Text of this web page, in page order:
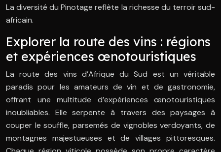
La diversité du Pinotage reflète la richesse du terroir sud-
africain.
Explorer la route des vins : régions
et expériences œnotouristiques
La route des vins d’Afrique du Sud est un véritable
paradis pour les amateurs de vin et de gastronomie,
offrant une multitude d’expériences œnotouristiques
inoubliables. Elle serpente à travers des paysages à
couper le souffle, parsemés de vignobles verdoyants, de
montagnes majestueuses et de villages pittoresques.